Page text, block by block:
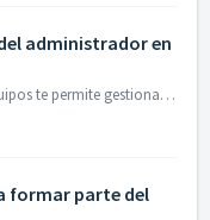
administrador en
El panel del administrador del Plan Equipos te permite gestionar de forma sencilla a quienes forman parte de tu equipo. Desde allí podrás: Invitar ha...
formar parte del